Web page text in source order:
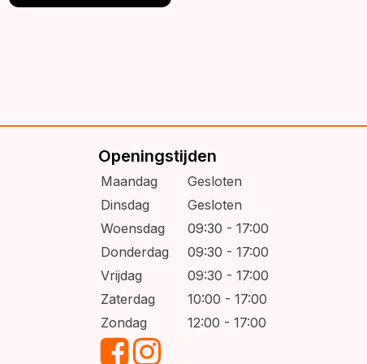
Openingstijden
Maandag
Gesloten
Dinsdag
Gesloten
Woensdag
09:30 - 17:00
Donderdag
09:30 - 17:00
Vrijdag
09:30 - 17:00
Zaterdag
10:00 - 17:00
Zondag
12:00 - 17:00